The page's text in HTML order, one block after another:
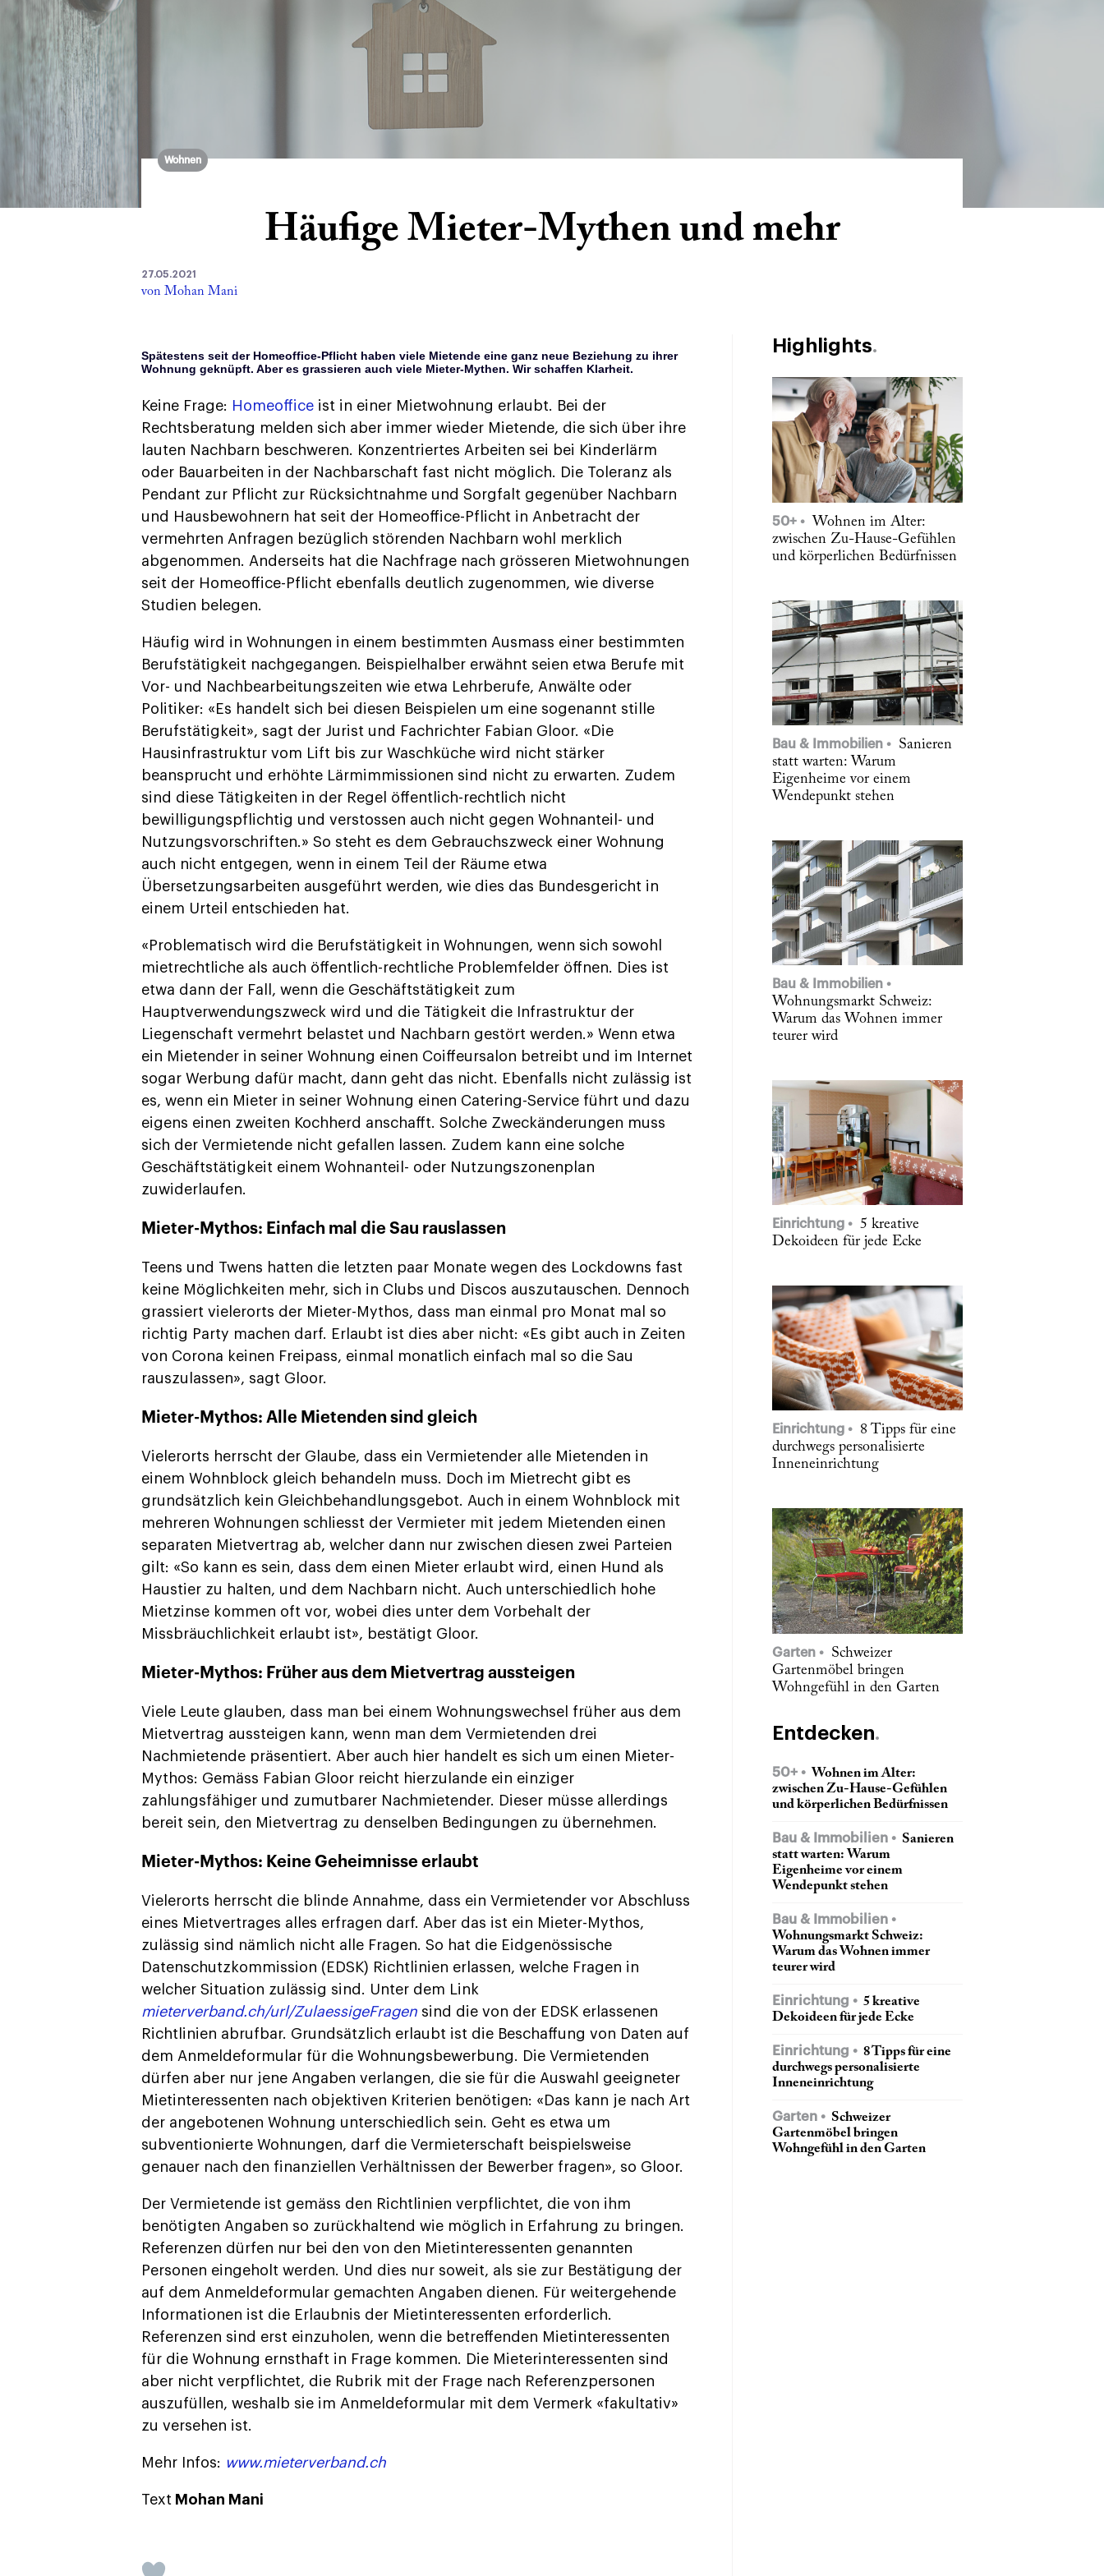
Wohnen
Häufige Mieter-Mythen und mehr
27.05.2021
von Mohan Mani
Spätestens seit der Homeoffice-Pflicht haben viele Mietende eine ganz neue Beziehung zu ihrer
Wohnung geknüpft. Aber es grassieren auch viele Mieter-Mythen. Wir schaffen Klarheit.
Keine Frage: Homeoffice ist in einer Mietwohnung erlaubt. Bei der
Rechtsberatung melden sich aber immer wieder Mietende, die sich über ihre
lauten Nachbarn beschweren. Konzentriertes Arbeiten sei bei Kinderlärm
oder Bauarbeiten in der Nachbarschaft fast nicht möglich. Die Toleranz als
Pendant zur Pflicht zur Rücksichtnahme und Sorgfalt gegenüber Nachbarn
und Hausbewohnern hat seit der Homeoffice-Pflicht in Anbetracht der
vermehrten Anfragen bezüglich störenden Nachbarn wohl merklich
abgenommen. Anderseits hat die Nachfrage nach grösseren Mietwohnungen
seit der Homeoffice-Pflicht ebenfalls deutlich zugenommen, wie diverse
Studien belegen.
Häufig wird in Wohnungen in einem bestimmten Ausmass einer bestimmten
Berufstätigkeit nachgegangen. Beispielhalber erwähnt seien etwa Berufe mit
Vor- und Nachbearbeitungszeiten wie etwa Lehrberufe, Anwälte oder
Politiker: «Es handelt sich bei diesen Beispielen um eine sogenannt stille
Berufstätigkeit», sagt der Jurist und Fachrichter Fabian Gloor. «Die
Hausinfrastruktur vom Lift bis zur Waschküche wird nicht stärker
beansprucht und erhöhte Lärmimmissionen sind nicht zu erwarten. Zudem
sind diese Tätigkeiten in der Regel öffentlich-rechtlich nicht
bewilligungspflichtig und verstossen auch nicht gegen Wohnanteil- und
Nutzungsvorschriften.» So steht es dem Gebrauchszweck einer Wohnung
auch nicht entgegen, wenn in einem Teil der Räume etwa
Übersetzungsarbeiten ausgeführt werden, wie dies das Bundesgericht in
einem Urteil entschieden hat.
«Problematisch wird die Berufstätigkeit in Wohnungen, wenn sich sowohl
mietrechtliche als auch öffentlich-rechtliche Problemfelder öffnen. Dies ist
etwa dann der Fall, wenn die Geschäftstätigkeit zum
Hauptverwendungszweck wird und die Tätigkeit die Infrastruktur der
Liegenschaft vermehrt belastet und Nachbarn gestört werden.» Wenn etwa
ein Mietender in seiner Wohnung einen Coiffeursalon betreibt und im Internet
sogar Werbung dafür macht, dann geht das nicht. Ebenfalls nicht zulässig ist
es, wenn ein Mieter in seiner Wohnung einen Catering-Service führt und dazu
eigens einen zweiten Kochherd anschafft. Solche Zweckänderungen muss
sich der Vermietende nicht gefallen lassen. Zudem kann eine solche
Geschäftstätigkeit einem Wohnanteil- oder Nutzungszonenplan
zuwiderlaufen.
Mieter-Mythos: Einfach mal die Sau rauslassen
Teens und Twens hatten die letzten paar Monate wegen des Lockdowns fast
keine Möglichkeiten mehr, sich in Clubs und Discos auszutauschen. Dennoch
grassiert vielerorts der Mieter-Mythos, dass man einmal pro Monat mal so
richtig Party machen darf. Erlaubt ist dies aber nicht: «Es gibt auch in Zeiten
von Corona keinen Freipass, einmal monatlich einfach mal so die Sau
rauszulassen», sagt Gloor.
Mieter-Mythos: Alle Mietenden sind gleich
Vielerorts herrscht der Glaube, dass ein Vermietender alle Mietenden in
einem Wohnblock gleich behandeln muss. Doch im Mietrecht gibt es
grundsätzlich kein Gleichbehandlungsgebot. Auch in einem Wohnblock mit
mehreren Wohnungen schliesst der Vermieter mit jedem Mietenden einen
separaten Mietvertrag ab, welcher dann nur zwischen diesen zwei Parteien
gilt: «So kann es sein, dass dem einen Mieter erlaubt wird, einen Hund als
Haustier zu halten, und dem Nachbarn nicht. Auch unterschiedlich hohe
Mietzinse kommen oft vor, wobei dies unter dem Vorbehalt der
Missbräuchlichkeit erlaubt ist», bestätigt Gloor.
Mieter-Mythos: Früher aus dem Mietvertrag aussteigen
Viele Leute glauben, dass man bei einem Wohnungswechsel früher aus dem
Mietvertrag aussteigen kann, wenn man dem Vermietenden drei
Nachmietende präsentiert. Aber auch hier handelt es sich um einen Mieter-
Mythos: Gemäss Fabian Gloor reicht hierzulande ein einziger
zahlungsfähiger und zumutbarer Nachmietender. Dieser müsse allerdings
bereit sein, den Mietvertrag zu denselben Bedingungen zu übernehmen.
Mieter-Mythos: Keine Geheimnisse erlaubt
Vielerorts herrscht die blinde Annahme, dass ein Vermietender vor Abschluss
eines Mietvertrages alles erfragen darf. Aber das ist ein Mieter-Mythos,
zulässig sind nämlich nicht alle Fragen. So hat die Eidgenössische
Datenschutzkommission (EDSK) Richtlinien erlassen, welche Fragen in
welcher Situation zulässig sind. Unter dem Link
mieterverband.ch/url/ZulaessigeFragen sind die von der EDSK erlassenen
Richtlinien abrufbar. Grundsätzlich erlaubt ist die Beschaffung von Daten auf
dem Anmeldeformular für die Wohnungsbewerbung. Die Vermietenden
dürfen aber nur jene Angaben verlangen, die sie für die Auswahl geeigneter
Mietinteressenten nach objektiven Kriterien benötigen: «Das kann je nach Art
der angebotenen Wohnung unterschiedlich sein. Geht es etwa um
subventionierte Wohnungen, darf die Vermieterschaft beispielsweise
genauer nach den finanziellen Verhältnissen der Bewerber fragen», so Gloor.
Der Vermietende ist gemäss den Richtlinien verpflichtet, die von ihm
benötigten Angaben so zurückhaltend wie möglich in Erfahrung zu bringen.
Referenzen dürfen nur bei den von den Mietinteressenten genannten
Personen eingeholt werden. Und dies nur soweit, als sie zur Bestätigung der
auf dem Anmeldeformular gemachten Angaben dienen. Für weitergehende
Informationen ist die Erlaubnis der Mietinteressenten erforderlich.
Referenzen sind erst einzuholen, wenn die betreffenden Mietinteressenten
für die Wohnung ernsthaft in Frage kommen. Die Mieterinteressenten sind
aber nicht verpflichtet, die Rubrik mit der Frage nach Referenzpersonen
auszufüllen, weshalb sie im Anmeldeformular mit dem Vermerk «fakultativ»
zu versehen ist.
Mehr Infos: www.mieterverband.ch
Text Mohan Mani
Highlights
50+
Wohnen im Alter:
zwischen Zu-Hause-Gefühlen
und körperlichen Bedürfnissen
Bau & Immobilien
Sanieren
statt warten: Warum
Eigenheime vor einem
Wendepunkt stehen
Bau & Immobilien
Wohnungsmarkt Schweiz:
Warum das Wohnen immer
teurer wird
Einrichtung
5 kreative
Dekoideen für jede Ecke
Einrichtung
8 Tipps für eine
durchwegs personalisierte
Inneneinrichtung
Garten
Schweizer
Gartenmöbel bringen
Wohngefühl in den Garten
Entdecken
50+
Wohnen im Alter:
zwischen Zu-Hause-Gefühlen
und körperlichen Bedürfnissen
Bau & Immobilien
Sanieren
statt warten: Warum
Eigenheime vor einem
Wendepunkt stehen
Bau & Immobilien
Wohnungsmarkt Schweiz:
Warum das Wohnen immer
teurer wird
Einrichtung
5 kreative
Dekoideen für jede Ecke
Einrichtung
8 Tipps für eine
durchwegs personalisierte
Inneneinrichtung
Garten
Schweizer
Gartenmöbel bringen
Wohngefühl in den Garten